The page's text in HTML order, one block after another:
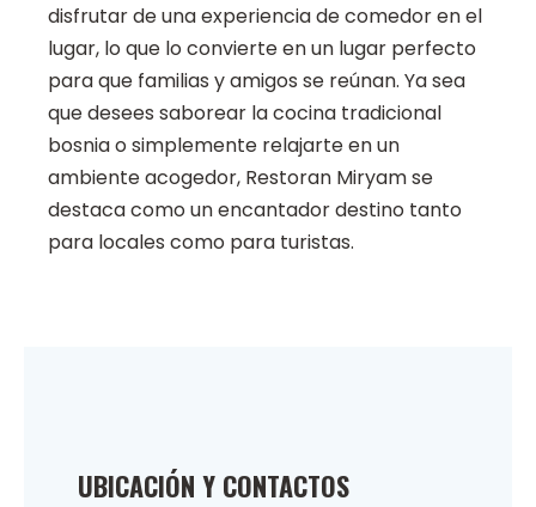
disfrutar de una experiencia de comedor en el
lugar, lo que lo convierte en un lugar perfecto
para que familias y amigos se reúnan. Ya sea
que desees saborear la cocina tradicional
bosnia o simplemente relajarte en un
ambiente acogedor, Restoran Miryam se
destaca como un encantador destino tanto
para locales como para turistas.
UBICACIÓN Y CONTACTOS